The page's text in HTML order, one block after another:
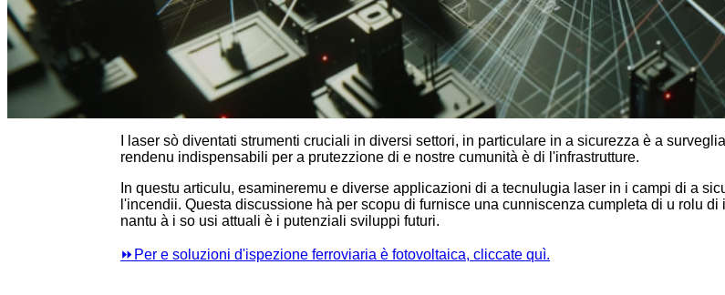
I laser sò diventati strumenti cruciali in diversi settori, in particulare in a sicurezza è a
rendenu indispensabili per a prutezzione di e nostre cumunità è di l'infrastrutture.
In questu articulu, esamineremu e diverse applicazioni di a tecnulugia laser in i campi di a
l'incendii. Questa discussione hà per scopu di furnisce una cunniscenza cumpleta di u rolu
nantu à i so usi attuali è i putenziali sviluppi futuri.
⏩ Per e soluzioni d'ispezione ferroviaria è fotovoltaica, cliccate quì.